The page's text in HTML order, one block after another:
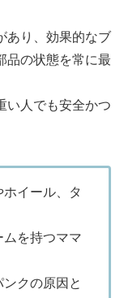
あり、効果的なブ
品の状態を常に最
い人でも安全かつ
イール、タ
を持つママ
クの原因と